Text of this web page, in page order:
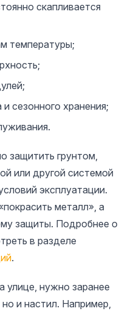
скапливается
температуры;
сезонного хранения;
защитить грунтом,
или другой системой
эксплуатации.
металл», а
защиты. Подробнее о
в разделе
.
улице, нужно заранее
но и настил. Например,